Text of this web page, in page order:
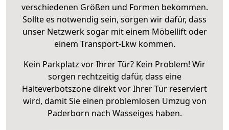
verschiedenen Größen und Formen bekommen.
Sollte es notwendig sein, sorgen wir dafür, dass
unser Netzwerk sogar mit einem Möbellift oder
einem Transport-Lkw kommen.
Kein Parkplatz vor Ihrer Tür? Kein Problem! Wir
sorgen rechtzeitig dafür, dass eine
Halteverbotszone direkt vor Ihrer Tür reserviert
wird, damit Sie einen problemlosen Umzug von
Paderborn nach Wasseiges haben.